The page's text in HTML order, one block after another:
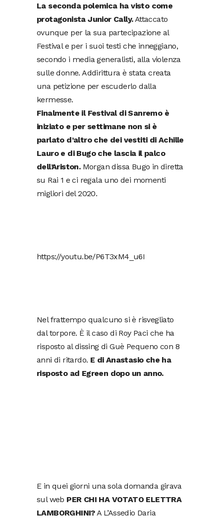
La seconda polemica ha visto come
protagonista Junior Cally.Attaccato
ovunque per la sua partecipazione al
Festival e per i suoi testi che inneggiano,
secondo i media generalisti, alla violenza
sulle donne. Addirittura è stata creata
una petizione per escuderlo dalla
kermesse.
Finalmente il Festival di Sanremo è
iniziato e per settimane non si è
parlato d’altro che dei vestiti di Achille
Lauro e di Bugo che lascia il palco
dell’Ariston.Morgan dissa Bugo in diretta
su Rai 1 e ci regala uno dei momenti
migliori del 2020.
https://youtu.be/P6T3xM4_u6I
Nel frattempo qualcuno si è risvegliato
dal torpore. È il caso di Roy Paci che ha
risposto al dissing di Guè Pequeno con 8
anni di ritardo. E di Anastasio che ha
risposto ad Egreen dopo un anno.
E in quei giorni una sola domanda girava
sul web PER CHI HA VOTATO ELETTRA
LAMBORGHINI?A L’Assedio Daria